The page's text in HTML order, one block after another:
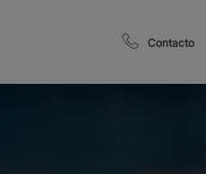
Contacto